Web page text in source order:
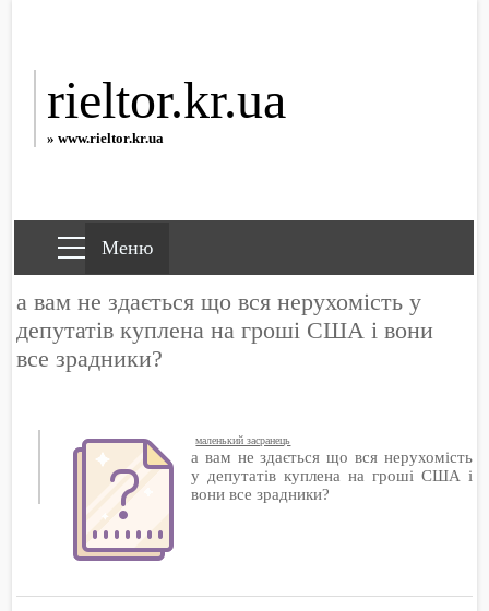
rieltor.kr.ua
» www.rieltor.kr.ua
а вам не здається що вся нерухомість у
депутатів куплена на гроші США і вони
все зрадники?
маленький засранець
а вам не здається що вся нерухомість
у депутатів куплена на гроші США і
вони все зрадники?